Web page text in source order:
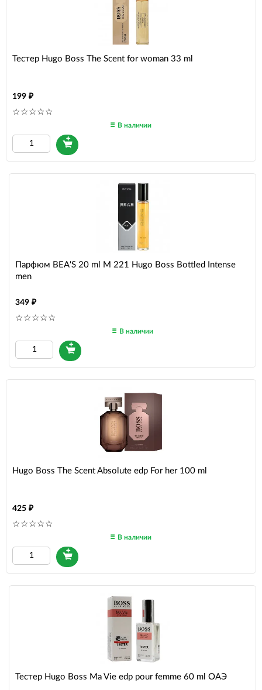
Тестер Hugo Boss The Scent for woman 33 ml
199
В наличии
Парфюм BEA'S 20 ml M 221 Hugo Boss Bottled Intense
men
349
В наличии
Hugo Boss The Scent Absolute edp For her 100 ml
425
В наличии
Тестер Hugo Boss Ma Vie edp pour femme 60 ml ОАЭ